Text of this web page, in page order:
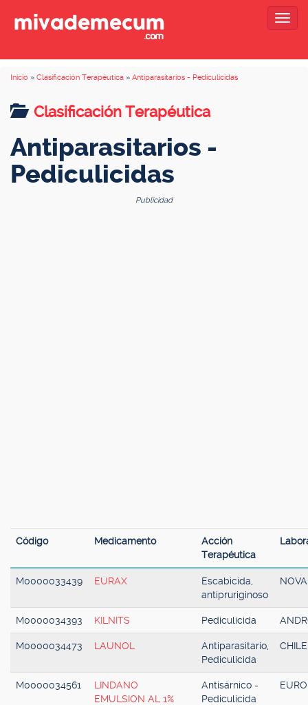
Inicio » Clasificación Terapéutica » Antiparasitarios - Pediculicidas
Clasificación Terapéutica
Antiparasitarios -
Pediculicidas
Publicidad
Código Medicamento
Acción
Terapéutica
M0000033439 EURAX
Escabicida,
antipruriginoso
M0000034393 KILNITS Pediculicida
M0000034473 LAUNOL
Antiparasitario,
Pediculicida
M0000034561
LINDANO
EMULSION AL 1%
Antisárnico -
Pediculicida